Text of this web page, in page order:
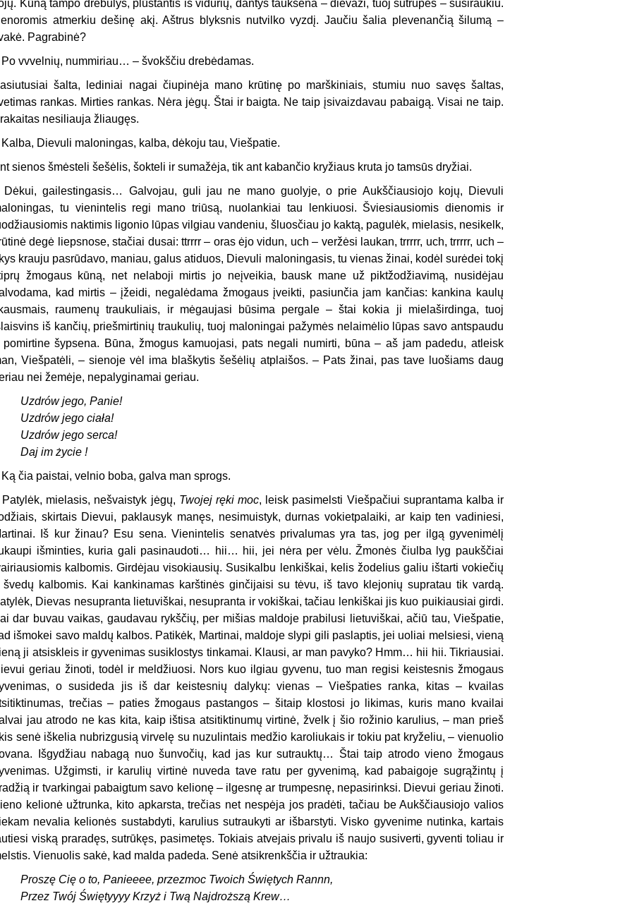
Kūną tampo drebulys, plūstantis iš vidurių, dantys taukšena – dievaži, tuoj sutrupės – susiraukiu.
atmerkiu dešinę akį. Aštrus blyksnis nutvilko vyzdį. Jaučiu šalia plevenančią šilumą –
Pagrabinė?
vvvelnių, nummiriau… – švokščiu drebėdamas.
šalta, lediniai nagai čiupinėja mano krūtinę po marškiniais, stumiu nuo savęs šaltas,
rankas. Mirties rankas. Nėra jėgų. Štai ir baigta. Ne taip įsivaizdavau pabaigą. Visai ne taip.
nesiliauja žliaugęs.
Dievuli maloningas, kalba, dėkoju tau, Viešpatie.
sienos šmėsteli šešėlis, šokteli ir sumažėja, tik ant kabančio kryžiaus kruta jo tamsūs dryžiai.
Dėkui, gailestingasis… Galvojau, guli jau ne mano guolyje, o prie Aukščiausiojo kojų, Dievuli
tu vienintelis regi mano triūsą, nuolankiai tau lenkiuosi. Šviesiausiomis dienomis ir
naktimis ligonio lūpas vilgiau vandeniu, šluosčiau jo kaktą, pagulėk, mielasis, nesikelk,
degė liepsnose, stačiai dusai: ttrrrr – oras ėjo vidun, uch – veržėsi laukan, trrrrr, uch, trrrrr, uch –
krauju pasrūdavo, maniau, galus atiduos, Dievuli maloningasis, tu vienas žinai, kodėl surėdei tokį
žmogaus kūną, net nelaboji mirtis jo neįveikia, bausk mane už piktžodžiavimą, nusidėjau
kad mirtis – įžeidi, negalėdama žmogaus įveikti, pasiunčia jam kančias: kankina kaulų
raumenų traukuliais, ir mėgaujasi būsima pergale – štai kokia ji mielaširdinga, tuoj
iš kančių, priešmirtinių traukulių, tuoj maloningai pažymės nelaimėlio lūpas savo antspaudu
pomirtine šypsena. Būna, žmogus kamuojasi, pats negali numirti, būna – aš jam padedu, atleisk
Viešpatėli, – sienoje vėl ima blaškytis šešėlių atplaišos. – Pats žinai, pas tave luošiams daug
nei žemėje, nepalyginamai geriau.
Uzdrów jego, Panie!
Uzdrów jego ciała!
Uzdrów jego serca!
Daj im życie !
čia paistai, velnio boba, galva man sprogs.
mielasis, nešvaistyk jėgų, Twojej ręki moc, leisk pasimelsti Viešpačiui suprantama kalba ir
skirtais Dievui, paklausyk manęs, nesimuistyk, durnas vokietpalaiki, ar kaip ten vadiniesi,
Iš kur žinau? Esu sena. Vienintelis senatvės privalumas yra tas, jog per ilgą gyvenimėlį
išminties, kuria gali pasinaudoti… hii… hii, jei nėra per vėlu. Žmonės čiulba lyg paukščiai
kalbomis. Girdėjau visokiausių. Susikalbu lenkiškai, kelis žodelius galiu ištarti vokiečių
švedų kalbomis. Kai kankinamas karštinės ginčijaisi su tėvu, iš tavo klejonių supratau tik vardą.
Dievas nesupranta lietuviškai, nesupranta ir vokiškai, tačiau lenkiškai jis kuo puikiausiai girdi.
dar buvau vaikas, gaudavau rykščių, per mišias maldoje prabilusi lietuviškai, ačiū tau, Viešpatie,
išmokei savo maldų kalbos. Patikėk, Martinai, maldoje slypi gili paslaptis, jei uoliai melsiesi, vieną
ji atsiskleis ir gyvenimas susiklostys tinkamai. Klausi, ar man pavyko? Hmm… hii hii. Tikriausiai.
geriau žinoti, todėl ir meldžiuosi. Nors kuo ilgiau gyvenu, tuo man regisi keistesnis žmogaus
o susideda jis iš dar keistesnių dalykų: vienas – Viešpaties ranka, kitas – kvailas
trečias – paties žmogaus pastangos – šitaip klostosi jo likimas, kuris mano kvailai
jau atrodo ne kas kita, kaip ištisa atsitiktinumų virtinė, žvelk į šio rožinio karulius, – man prieš
senė iškelia nubrizgusią virvelę su nuzulintais medžio karoliukais ir tokiu pat kryželiu, – vienuolio
Išgydžiau nabagą nuo šunvočių, kad jas kur sutrauktų… Štai taip atrodo vieno žmogaus
Užgimsti, ir karulių virtinė nuveda tave ratu per gyvenimą, kad pabaigoje sugrąžintų į
ir tvarkingai pabaigtum savo kelionę – ilgesnę ar trumpesnę, nepasirinksi. Dievui geriau žinoti.
kelionė užtrunka, kito apkarsta, trečias net nespėja jos pradėti, tačiau be Aukščiausiojo valios
nevalia kelionės sustabdyti, karulius sutraukyti ar išbarstyti. Visko gyvenime nutinka, kartais
viską praradęs, sutrūkęs, pasimetęs. Tokiais atvejais privalu iš naujo susiverti, gyventi toliau ir
Vienuolis sakė, kad malda padeda. Senė atsikrenkščia ir užtraukia:
Proszę Cię o to, Panieeee, przezmoc Twoich Świętych Rannn,
Przez Twój Świętyyyy Krzyż i Twą Najdroższą Krew…